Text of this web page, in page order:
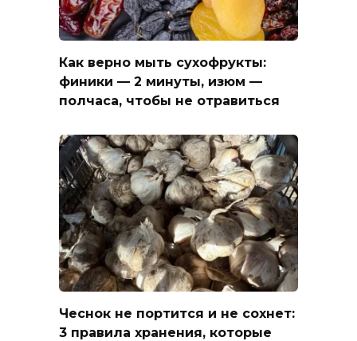
Как верно мыть сухофрукты:
финики — 2 минуты, изюм —
полчаса, чтобы не отравиться
Чеснок не портится и не сохнет:
3 правила хранения, которые